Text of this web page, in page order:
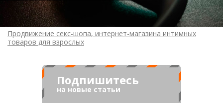
Продвижение секс-шопа, интернет-магазина интимных
товаров для взрослых
Подпишитесь
на новые статьи